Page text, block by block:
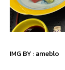
IMG BY :ameblo